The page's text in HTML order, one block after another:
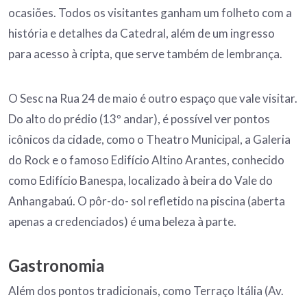
ocasiões. Todos os visitantes ganham um folheto com a
história e detalhes da Catedral, além de um ingresso
para acesso à cripta, que serve também de lembrança.
O Sesc na Rua 24 de maio é outro espaço que vale visitar.
Do alto do prédio (13º andar), é possível ver pontos
icônicos da cidade, como o Theatro Municipal, a Galeria
do Rock e o famoso Edifício Altino Arantes, conhecido
como Edifício Banespa, localizado à beira do Vale do
Anhangabaú. O pôr-do- sol refletido na piscina (aberta
apenas a credenciados) é uma beleza à parte.
Gastronomia
Além dos pontos tradicionais, como Terraço Itália (Av.